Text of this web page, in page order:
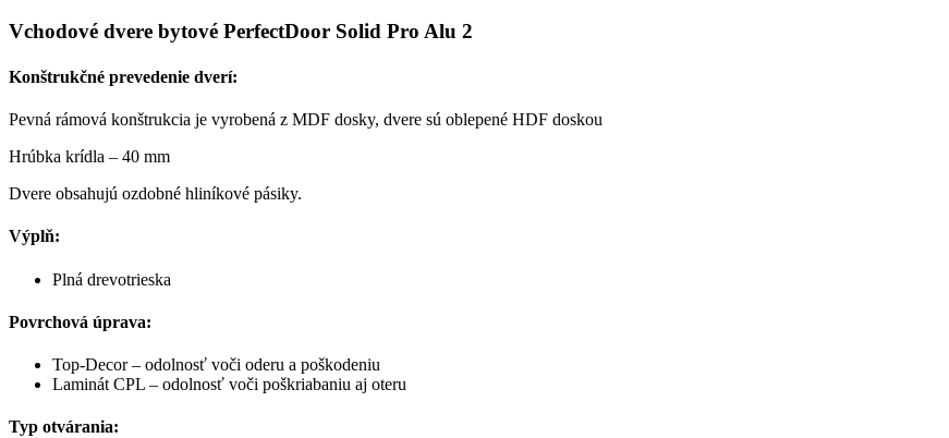
Vchodové dvere bytové PerfectDoor Solid Pro Alu 2
Konštrukčné prevedenie dverí:
Pevná rámová konštrukcia je vyrobená z MDF dosky, dvere sú oblepené HDF doskou
Hrúbka krídla – 40 mm
Dvere obsahujú ozdobné hliníkové pásiky.
Výplň:
Plná drevotrieska
Povrchová úprava:
Top-Decor – odolnosť voči oderu a poškodeniu
Laminát CPL – odolnosť voči poškriabaniu aj oteru
Typ otvárania: